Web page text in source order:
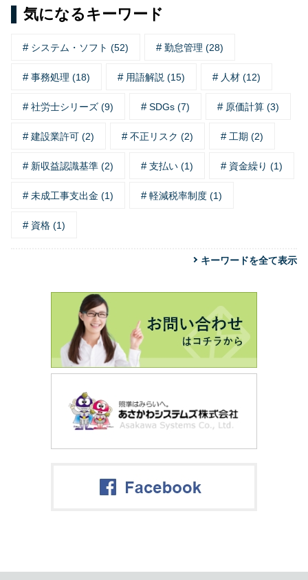
気になるキーワード
システム・ソフト (52) 勤怠管理 (28)
事務処理 (18) 用語解説 (15) 人材 (12)
社労士シリーズ (9) SDGs (7) 原価計算 (3)
建設業許可 (2) 不正リスク (2) 工期 (2)
新収益認識基準 (2) 支払い (1) 資金繰り (1)
未成工事支出金 (1) 軽減税率制度 (1)
資格 (1)
キーワードを全て表示